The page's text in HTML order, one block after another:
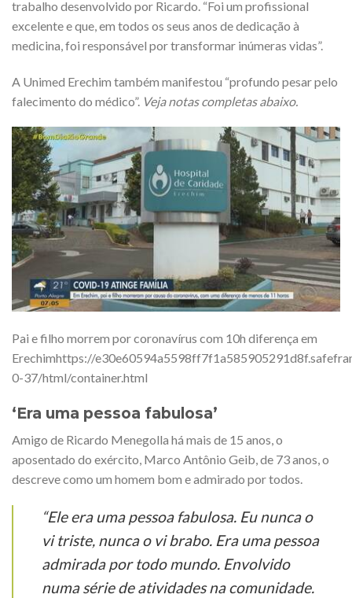
trabalho desenvolvido por Ricardo. “Foi um profissional
excelente e que, em todos os seus anos de dedicação à
medicina, foi responsável por transformar inúmeras vidas”.
A Unimed Erechim também manifestou “profundo pesar pelo
falecimento do médico”. Veja notas completas abaixo.
Pai e filho morrem por coronavírus com 10h diferença em
Erechimhttps://
0-37/html/container.html
‘Era uma pessoa fabulosa’
Amigo de Ricardo Menegolla há mais de 15 anos, o
aposentado do exército, Marco Antônio Geib, de 73 anos, o
descreve como um homem bom e admirado por todos.
“Ele era uma pessoa fabulosa. Eu nunca o
vi triste, nunca o vi brabo. Era uma pessoa
admirada por todo mundo. Envolvido
numa série de atividades na comunidade.